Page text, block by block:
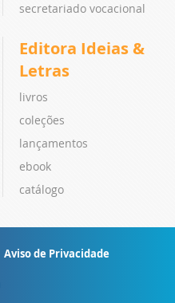
secretariado vocacional
Editora Ideias &
Letras
livros
coleções
lançamentos
ebook
catálogo
Aviso de Privacidade